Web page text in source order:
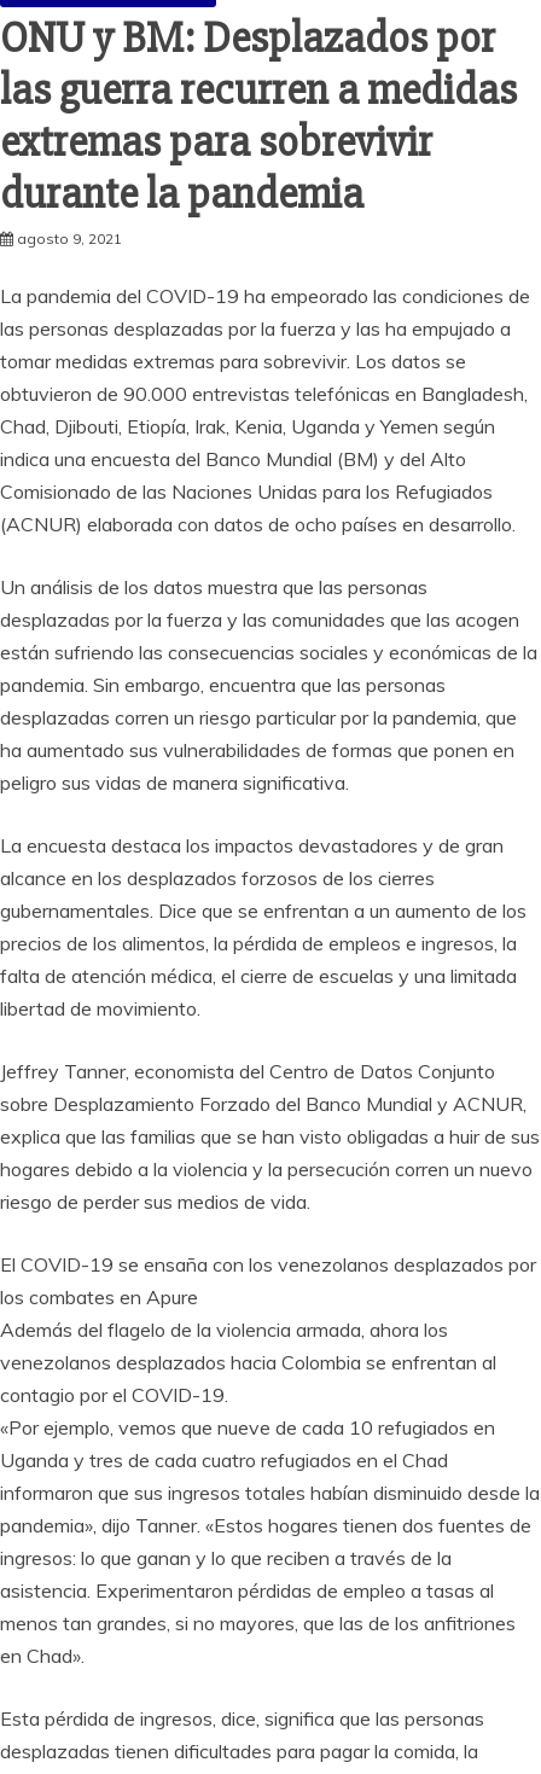
ONU y BM: Desplazados por
las guerra recurren a medidas
extremas para sobrevivir
durante la pandemia
agosto 9, 2021
La pandemia del COVID-19 ha empeorado las condiciones de
las personas desplazadas por la fuerza y ​​las ha empujado a
tomar medidas extremas para sobrevivir. Los datos se
obtuvieron de 90.000 entrevistas telefónicas en Bangladesh,
Chad, Djibouti, Etiopía, Irak, Kenia, Uganda y Yemen según
indica una encuesta del Banco Mundial (BM) y del Alto
Comisionado de las Naciones Unidas para los Refugiados
(ACNUR) elaborada con datos de ocho países en desarrollo.
Un análisis de los datos muestra que las personas
desplazadas por la fuerza y ​​las comunidades que las acogen
están sufriendo las consecuencias sociales y económicas de la
pandemia. Sin embargo, encuentra que las personas
desplazadas corren un riesgo particular por la pandemia, que
ha aumentado sus vulnerabilidades de formas que ponen en
peligro sus vidas de manera significativa.
La encuesta destaca los impactos devastadores y de gran
alcance en los desplazados forzosos de los cierres
gubernamentales. Dice que se enfrentan a un aumento de los
precios de los alimentos, la pérdida de empleos e ingresos, la
falta de atención médica, el cierre de escuelas y una limitada
libertad de movimiento.
Jeffrey Tanner, economista del Centro de Datos Conjunto
sobre Desplazamiento Forzado del Banco Mundial y ACNUR,
explica que las familias que se han visto obligadas a huir de sus
hogares debido a la violencia y la persecución corren un nuevo
riesgo de perder sus medios de vida.
El COVID-19 se ensaña con los venezolanos desplazados por
los combates en Apure
Además del flagelo de la violencia armada, ahora los
venezolanos desplazados hacia Colombia se enfrentan al
contagio por el COVID-19.
«Por ejemplo, vemos que nueve de cada 10 refugiados en
Uganda y tres de cada cuatro refugiados en el Chad
informaron que sus ingresos totales habían disminuido desde la
pandemia», dijo Tanner. «Estos hogares tienen dos fuentes de
ingresos: lo que ganan y lo que reciben a través de la
asistencia. Experimentaron pérdidas de empleo a tasas al
menos tan grandes, si no mayores, que las de los anfitriones
en Chad».
Esta pérdida de ingresos, dice, significa que las personas
desplazadas tienen dificultades para pagar la comida, la